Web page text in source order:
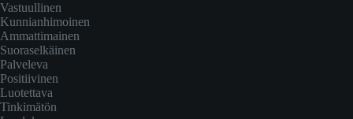
Vastuullinen
Kunnianhimoinen
Ammattimainen
Suoraselkäinen
Palveleva
Positiivinen
Luotettava
Tinkimätön